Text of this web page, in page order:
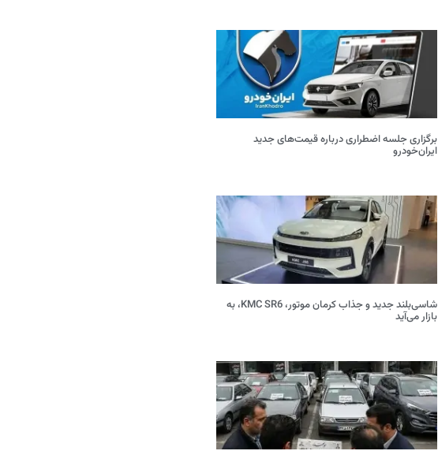
برگزاری جلسه اضطراری درباره قیمت‌های جدید
ایران‌خودرو
شاسی‌بلند جدید و جذاب کرمان موتور، KMC SR6، به
بازار می‌آید